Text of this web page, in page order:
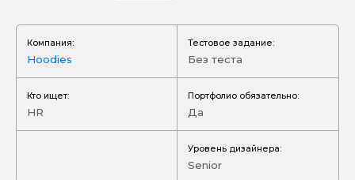
Компания:
Hoodies
Тестовое задание:
Без теста
Кто ищет:
HR
Портфолио обязательно:
Да
Уровень дизайнера:
Senior